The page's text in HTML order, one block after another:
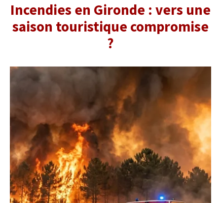
Incendies en Gironde : vers une
saison touristique compromise
?